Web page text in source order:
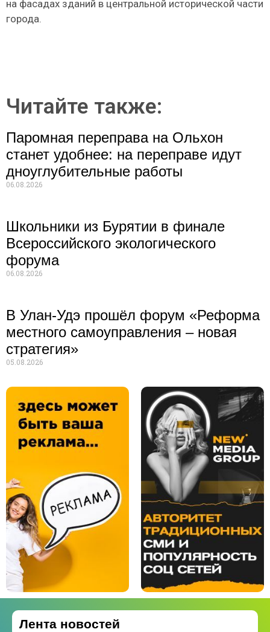
на фасадах зданий в центральной исторической части
города.
Читайте также:
Паромная переправа на Ольхон
станет удобнее: на переправе идут
дноуглубительные работы
06.08.2026
Школьники из Бурятии в финале
Всероссийского экологического
форума
06.08.2026
В Улан-Удэ прошёл форум «Реформа
местного самоуправления – новая
стратегия»
05.08.2026
Лента новостей